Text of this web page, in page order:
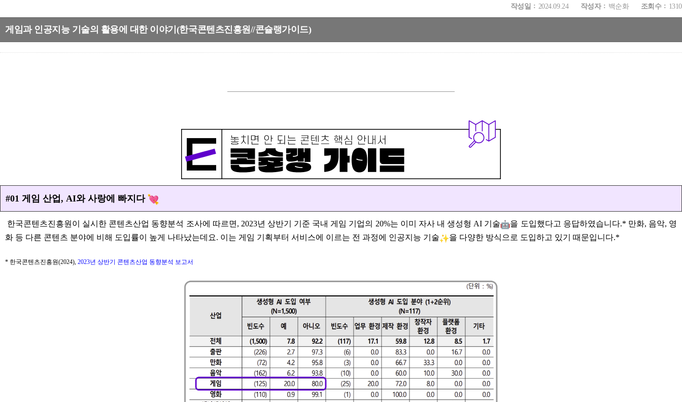
작성일 2024.09.24 작성자 백순화 조회수 1310
게임과 인공지능 기술의 활용에 대한 이야기(한국콘텐츠진흥원//콘슐랭가이드)
#01 게임 산업, AI와 사랑에 빠지다
한국콘텐츠진흥원이 실시한 콘텐츠산업 동향분석 조사에 따르면, 2023년 상반기 기준 국내 게임 기업의 20%는 이미 자사 내 생성형 AI 기술
을 도입했다고 응답하였습니다.* 만화, 음악, 영
화 등 다른 콘텐츠 분야에 비해 도입률이 높게 나타났는데요. 이는 게임 기획부터 서비스에 이르는 전 과정에 인공지능 기술
을 다양한 방식으로 도입하고 있기 때문입니다.*
* 한국콘텐츠진흥원(2024), 2023년 상반기 콘텐츠산업 동향분석 보고서